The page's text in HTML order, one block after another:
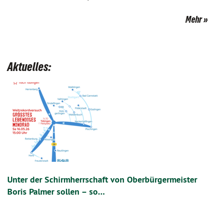
Mehr
Aktuelles:
Unter der Schirmherrschaft von Oberbürgermeister
Boris Palmer sollen – so…